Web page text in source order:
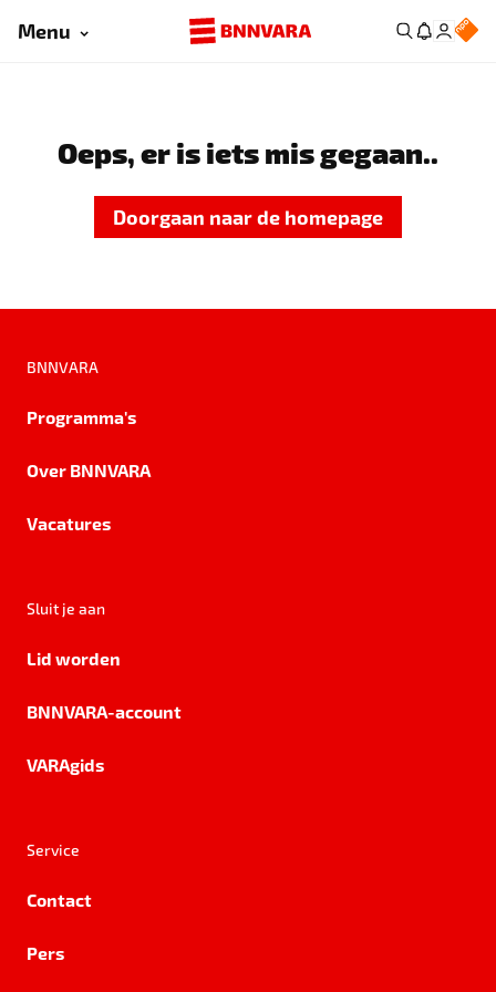
Menu
Oeps, er is iets mis gegaan..
Doorgaan naar de homepage
BNNVARA
Programma's
Over BNNVARA
Vacatures
Sluit je aan
Lid worden
BNNVARA-account
VARAgids
Service
Contact
Pers